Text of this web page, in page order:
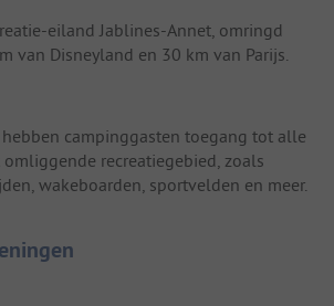
eiland Jablines-Annet, omringd
van Disneyland en 30 km van Parijs.
campinggasten toegang tot alle
recreatiegebied, zoals
wakeboarden, sportvelden en meer.